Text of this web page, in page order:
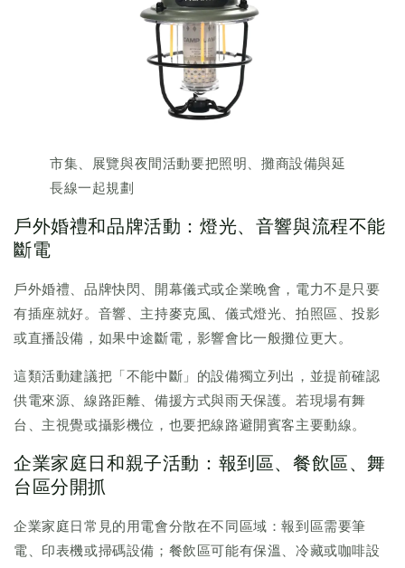
市集、展覽與夜間活動要把照明、攤商設備與延
長線一起規劃
戶外婚禮和品牌活動：燈光、音響與流程不能
斷電
戶外婚禮、品牌快閃、開幕儀式或企業晚會，電力不是只要
有插座就好。音響、主持麥克風、儀式燈光、拍照區、投影
或直播設備，如果中途斷電，影響會比一般攤位更大。
這類活動建議把「不能中斷」的設備獨立列出，並提前確認
供電來源、線路距離、備援方式與雨天保護。若現場有舞
台、主視覺或攝影機位，也要把線路避開賓客主要動線。
企業家庭日和親子活動：報到區、餐飲區、舞
台區分開抓
企業家庭日常見的用電會分散在不同區域：報到區需要筆
電、印表機或掃碼設備；餐飲區可能有保溫、冷藏或咖啡設